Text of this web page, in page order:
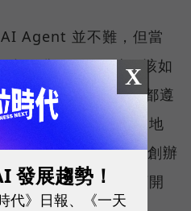
Agent 並不難，但當
數百隻 Agent 時，該如
並確保每位 AI 員工都遵
機制，成了普遍的落地
雲發互動科技創辦
解方就在於一套兼顧開
X
發展趨勢！
代》日報、《一天